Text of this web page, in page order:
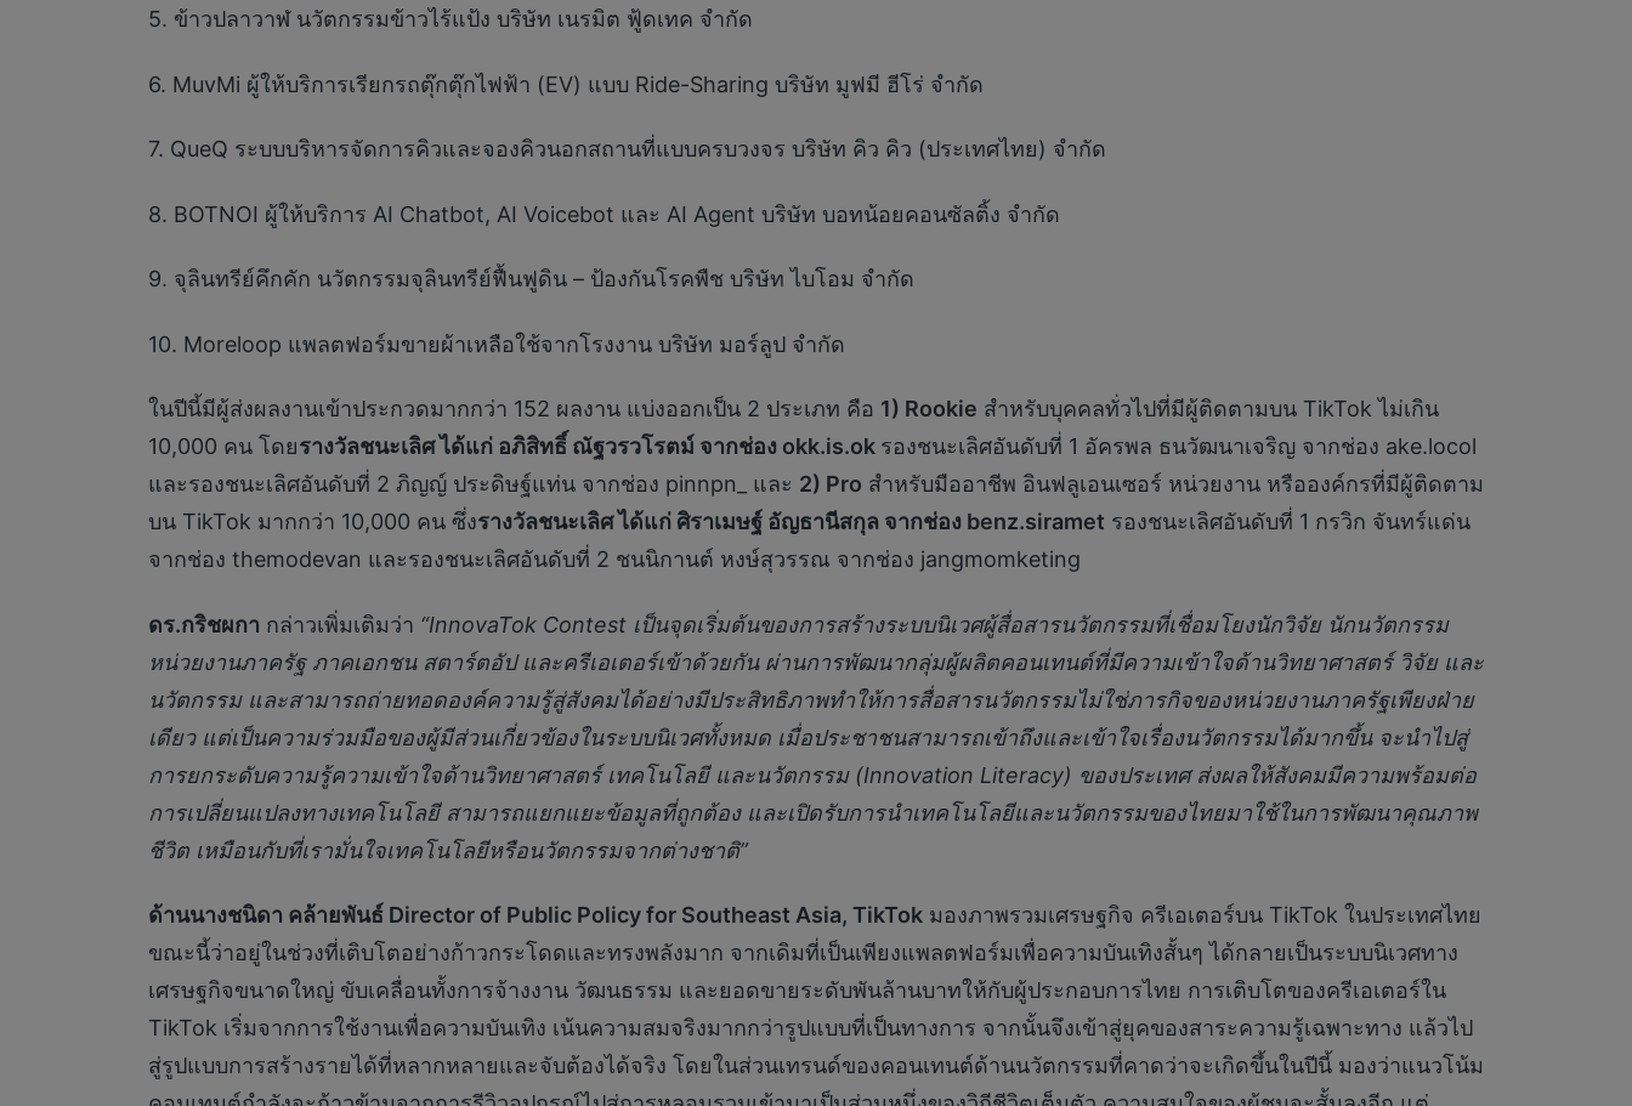
5. ข้าวปลาวาฬ นวัตกรรมข้าวไร้แป้ง บริษัท เนรมิต ฟู้ดเทค จำกัด
6. MuvMi ผู้ให้บริการเรียกรถตุ๊กตุ๊กไฟฟ้า (EV) แบบ Ride-Sharing บริษัท มูฟมี ฮีโร่ จำกัด
7. QueQ ระบบบริหารจัดการคิวและจองคิวนอกสถานที่แบบครบวงจร บริษัท คิว คิว (ประเทศไทย) จำกัด
8. BOTNOI ผู้ให้บริการ AI Chatbot, AI Voicebot และ AI Agent บริษัท บอทน้อยคอนซัลติ้ง จำกัด
9. จุลินทรีย์คึกคัก นวัตกรรมจุลินทรีย์ฟื้นฟูดิน – ป้องกันโรคพืช บริษัท ไบโอม จำกัด
10. Moreloop แพลตฟอร์มขายผ้าเหลือใช้จากโรงงาน บริษัท มอร์ลูป จำกัด
ในปีนี้มีผู้ส่งผลงานเข้าประกวดมากกว่า 152 ผลงาน แบ่งออกเป็น 2 ประเภท คือ 1) Rookie สำหรับบุคคลทั่วไปที่มีผู้ติดตามบน TikTok ไม่เกิน
10,000 คน โดยรางวัลชนะเลิศ ได้แก่ อภิสิทธิ์ ณัฐวรวโรตม์ จากช่อง okk.is.ok รองชนะเลิศอันดับที่ 1 อัครพล ธนวัฒนาเจริญ จากช่อง ake.locol
และรองชนะเลิศอันดับที่ 2 ภิญญ์ ประดิษฐ์แท่น จากช่อง pinnpn_ และ 2) Pro สำหรับมืออาชีพ อินฟลูเอนเซอร์ หน่วยงาน หรือองค์กรที่มีผู้ติดตาม
บน TikTok มากกว่า 10,000 คน ซึ่งรางวัลชนะเลิศ ได้แก่ ศิราเมษฐ์ อัญธานีสกุล จากช่อง benz.siramet รองชนะเลิศอันดับที่ 1 กรวิก จันทร์แด่น
จากช่อง themodevan และรองชนะเลิศอันดับที่ 2 ชนนิกานต์ หงษ์สุวรรณ จากช่อง jangmomketing
ดร.กริชผกา กล่าวเพิ่มเติมว่า “InnovaTok Contest เป็นจุดเริ่มต้นของการสร้างระบบนิเวศผู้สื่อสารนวัตกรรมที่เชื่อมโยงนักวิจัย นักนวัตกรรม
หน่วยงานภาครัฐ ภาคเอกชน สตาร์ตอัป และครีเอเตอร์เข้าด้วยกัน ผ่านการพัฒนากลุ่มผู้ผลิตคอนเทนต์ที่มีความเข้าใจด้านวิทยาศาสตร์ วิจัย และ
นวัตกรรม และสามารถถ่ายทอดองค์ความรู้สู่สังคมได้อย่างมีประสิทธิภาพทำให้การสื่อสารนวัตกรรมไม่ใช่ภารกิจของหน่วยงานภาครัฐเพียงฝ่าย
เดียว แต่เป็นความร่วมมือของผู้มีส่วนเกี่ยวข้องในระบบนิเวศทั้งหมด เมื่อประชาชนสามารถเข้าถึงและเข้าใจเรื่องนวัตกรรมได้มากขึ้น จะนำไปสู่
การยกระดับความรู้ความเข้าใจด้านวิทยาศาสตร์ เทคโนโลยี และนวัตกรรม (Innovation Literacy) ของประเทศ ส่งผลให้สังคมมีความพร้อมต่อ
การเปลี่ยนแปลงทางเทคโนโลยี สามารถแยกแยะข้อมูลที่ถูกต้อง และเปิดรับการนำเทคโนโลยีและนวัตกรรมของไทยมาใช้ในการพัฒนาคุณภาพ
ชีวิต เหมือนกับที่เรามั่นใจเทคโนโลยีหรือนวัตกรรมจากต่างชาติ”
ด้านนางชนิดา คล้ายพันธ์ Director of Public Policy for Southeast Asia, TikTok มองภาพรวมเศรษฐกิจ ครีเอเตอร์บน TikTok ในประเทศไทย
ขณะนี้ว่าอยู่ในช่วงที่เติบโตอย่างก้าวกระโดดและทรงพลังมาก จากเดิมที่เป็นเพียงแพลตฟอร์มเพื่อความบันเทิงสั้นๆ ได้กลายเป็นระบบนิเวศทาง
เศรษฐกิจขนาดใหญ่ ขับเคลื่อนทั้งการจ้างงาน วัฒนธรรม และยอดขายระดับพันล้านบาทให้กับผู้ประกอบการไทย การเติบโตของครีเอเตอร์ใน
TikTok เริ่มจากการใช้งานเพื่อความบันเทิง เน้นความสมจริงมากกว่ารูปแบบที่เป็นทางการ จากนั้นจึงเข้าสู่ยุคของสาระความรู้เฉพาะทาง แล้วไป
สู่รูปแบบการสร้างรายได้ที่หลากหลายและจับต้องได้จริง โดยในส่วนเทรนด์ของคอนเทนต์ด้านนวัตกรรมที่คาดว่าจะเกิดขึ้นในปีนี้ มองว่าแนวโน้ม